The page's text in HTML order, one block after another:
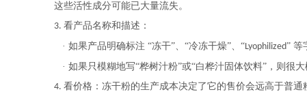
这些活性成分可能已大量流失。
3.看产品名称和描述：
· 如果产品明确标注 “冻干”、“冷冻干燥”、“Lyophilized” 等
· 如果只模糊地写“桦树汁粉”或“白桦汁固体饮料”，则很
4.看价格：冻干粉的生产成本决定了它的售价会远高于普